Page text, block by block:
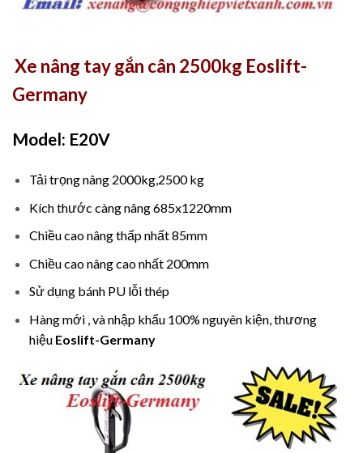
Xe nâng tay gắn cân 2500kg Eoslift-
Germany
Model: E20V
Tải trọng nâng 2000kg,2500 kg
Kích thước càng nâng 685x1220mm
Chiều cao nâng thấp nhất 85mm
Chiều cao nâng cao nhất 200mm
Sử dụng bánh PU lỗi thép
Hàng mới , và nhập khẩu 100% nguyên kiện, thương
hiệu Eoslift-Germany